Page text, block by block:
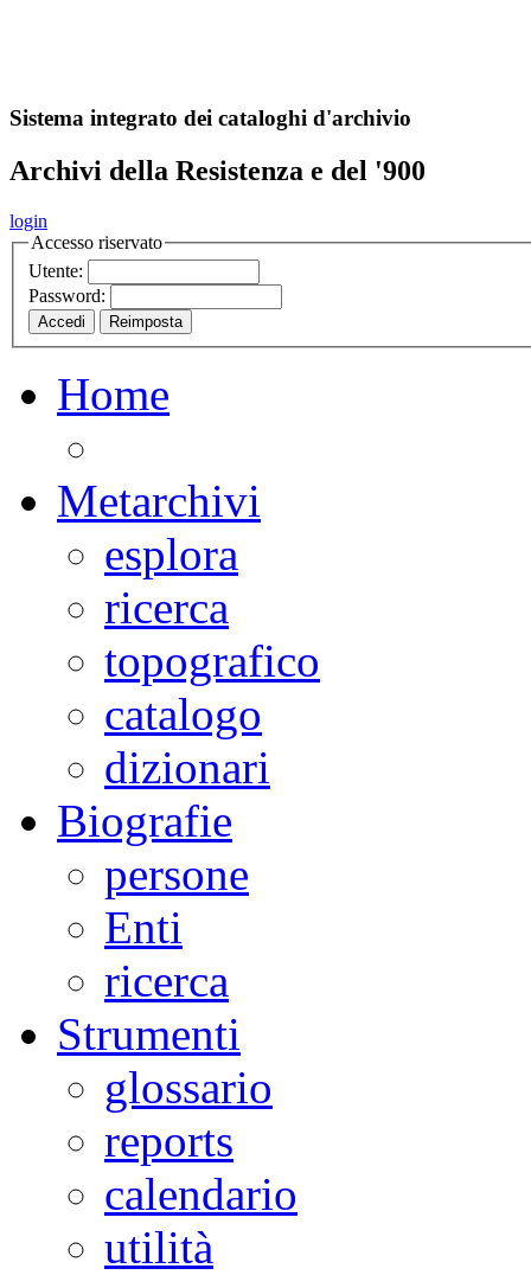
Sistema integrato dei cataloghi d'archivio
Archivi della Resistenza e del '900
login
Accesso riservato
Utente:
Password:
Home
Metarchivi
esplora
ricerca
topografico
catalogo
dizionari
Biografie
persone
Enti
ricerca
Strumenti
glossario
reports
calendario
utilità